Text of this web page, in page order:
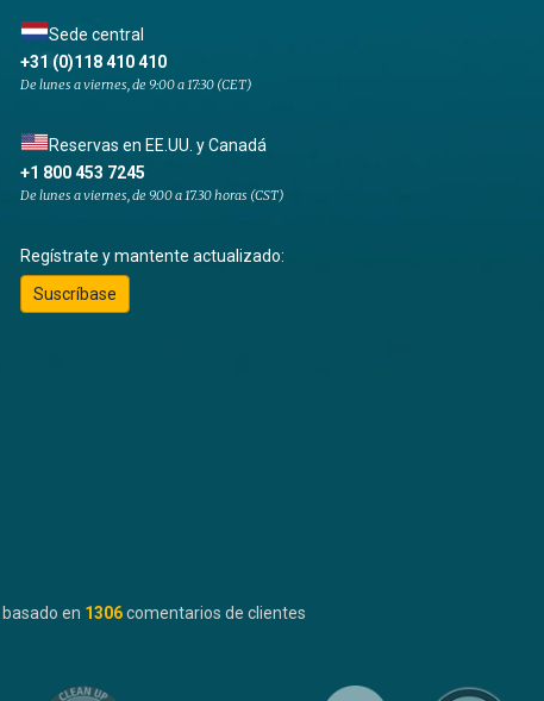
Sede central
+31 (0)118 410 410
De lunes a viernes, de 9:00 a 17:30 (CET)
Reservas en EE.UU. y Canadá
+1 800 453 7245
De lunes a viernes, de 9.00 a 17.30 horas (CST)
Regístrate y mantente actualizado:
Suscríbase
basado en 1306comentarios de clientes